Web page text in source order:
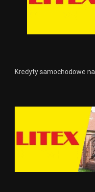
Kredyty samochodowe na